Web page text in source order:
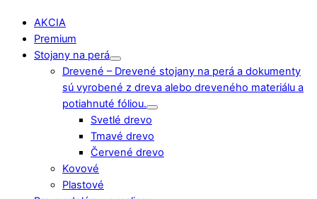
AKCIA
Premium
Stojany na perá
Drevené – Drevené stojany na perá a dokumenty
sú vyrobené z dreva alebo dreveného materiálu a
potiahnuté fóliou.
Svetlé drevo
Tmavé drevo
Červené drevo
Kovové
Plastové